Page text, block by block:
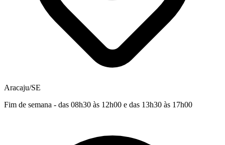
Aracaju/SE
Fim de semana - das 08h30 às 12h00 e das 13h30 às 17h00